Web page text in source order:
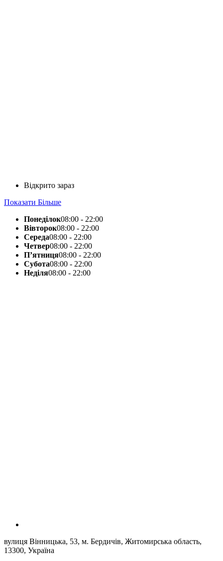
Відкрито зараз
Показати Більше
Понеділок08:00 - 22:00
Вівторок08:00 - 22:00
Середа08:00 - 22:00
Четвер08:00 - 22:00
П’ятниця08:00 - 22:00
Субота08:00 - 22:00
Неділя08:00 - 22:00
вулиця Вінницька, 53, м. Бердичів, Житомирська область,
13300, Україна